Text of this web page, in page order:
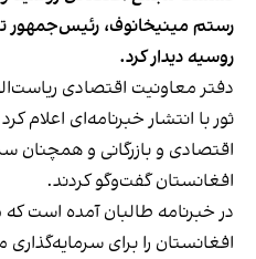
رستم مینیخانوف، رئیس‌جمهور
روسیه دیدار کرد.
ثور با انتشار خبرنامه‌ای اعلام
اقتصادی و بازرگانی و همچنان
افغانستان گفت‌و‌گو کردند.
در خبرنامه طالبان آمده است
افغانستان را برای